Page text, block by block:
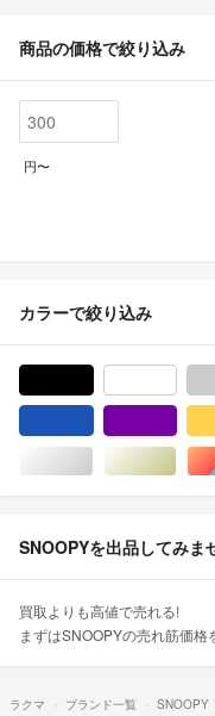
商品の価格で絞り込み
円〜
カラーで絞り込み
シルバー/銀色系
ゴ
SNOOPYを出品してみま
買取よりも高値で売れる!
まずはSNOOPYの売れ筋価格
ラクマ ブランド一覧 SNOOPY